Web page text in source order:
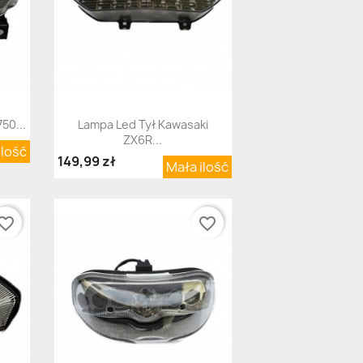
Szybki podgląd
Lampa Led Tył Kawasaki
ZX6R...
Mała ilość
149,99 zł
favorite_border